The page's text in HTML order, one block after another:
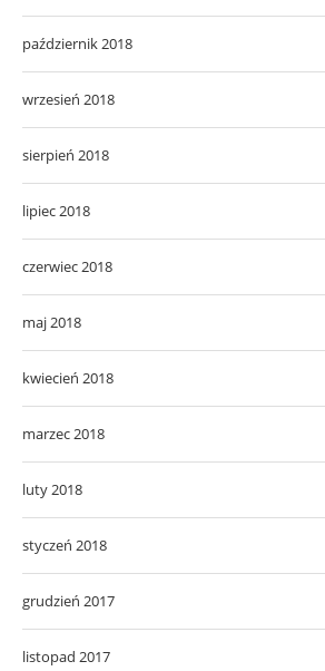
październik 2018
wrzesień 2018
sierpień 2018
lipiec 2018
czerwiec 2018
maj 2018
kwiecień 2018
marzec 2018
luty 2018
styczeń 2018
grudzień 2017
listopad 2017